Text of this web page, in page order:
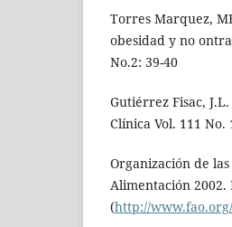
Torres Marquez,
obesidad y no
No.2: 39-40
Gutiérrez Fisac,
Clínica Vol. 111 No.
Organización de
Alimentación
(http://www.fao.org/